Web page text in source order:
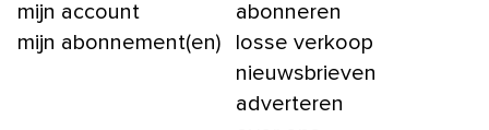
mijn account
mijn abonnement(en)
abonneren
losse verkoop
nieuwsbrieven
adverteren